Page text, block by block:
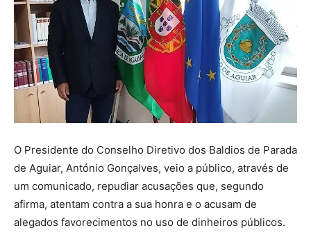
O Presidente do Conselho Diretivo dos Baldios de Parada
de Aguiar, António Gonçalves, veio a público, através de
um comunicado, repudiar acusações que, segundo
afirma, atentam contra a sua honra e o acusam de
alegados favorecimentos no uso de dinheiros públicos.